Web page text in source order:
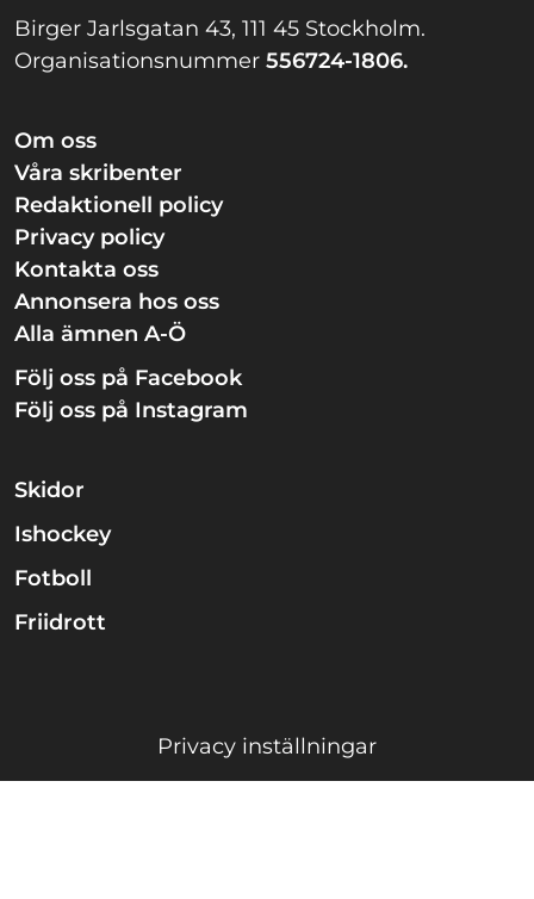
Birger Jarlsgatan 43, 111 45 Stockholm.
Organisationsnummer 556724-1806.
Om oss
Våra skribenter
Redaktionell policy
Privacy policy
Kontakta oss
Annonsera hos oss
Alla ämnen A-Ö
Följ oss på Facebook
Följ oss på Instagram
Skidor
Ishockey
Fotboll
Friidrott
Privacy inställningar